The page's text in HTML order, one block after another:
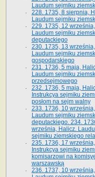
Laudum sejmiku
228. 1735, 8 sierpnia,
Laudum sejmiku
229. 1735, 12
Laudum sejmiku
deputackiego
230. 1735, 13
Laudum sejmiku
gospodarskiego
231. 1736, 5 maja,
Laudum sejmiku
przedsejmowego
232. 1736, 5 maja,
Instrukcya sejmiku
posłom na sejm walny
233. 1736, 10
Laudum sejmiku
deputackiego. 234.
września, Halicz.
sejmiku ziemskiego
235. 1736, 17
Instrukcya sejmiku
komisarzowi na
warszawską
236. 1737, 10